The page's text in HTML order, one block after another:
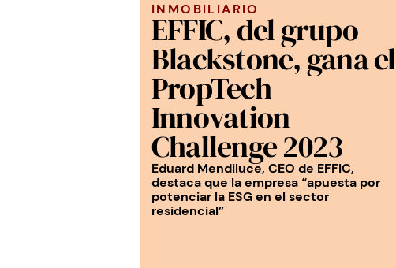
INMOBILIARIO
EFFIC, del grupo
Blackstone, gana el
PropTech
Innovation
Challenge 2023
Eduard Mendiluce, CEO de EFFIC,
destaca que la empresa “apuesta por
potenciar la ESG en el sector
residencial”